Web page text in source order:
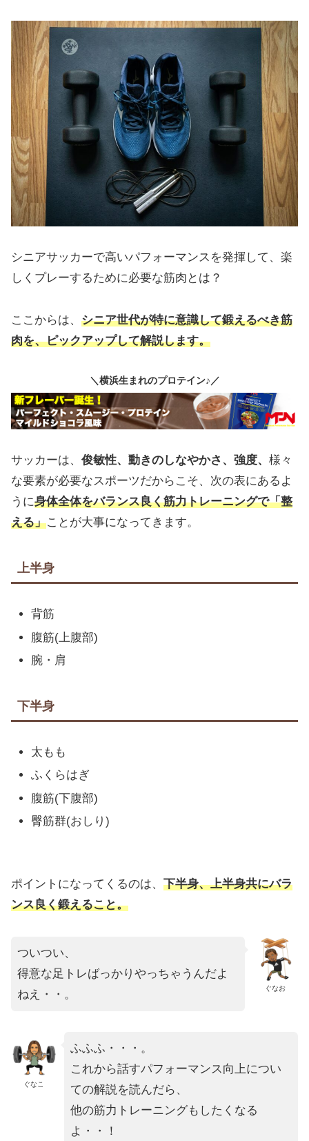
シニアサッカーで高いパフォーマンスを発揮して、楽
しくプレーするために必要な筋肉とは？
ここからは、 シニア世代が特に意識して鍛えるべき筋
肉を、ピックアップして解説します。
＼横浜生まれのプロテイン♪／
サッカーは、 俊敏性、動きのしなやかさ、強度、 様々
な要素が必要なスポーツだからこそ、次の表にあるよ
うに身体全体をバランス良く筋力トレーニングで「整
える」ことが大事になってきます。
上半身
背筋
腹筋(上腹部)
腕・肩
下半身
太もも
ふくらはぎ
腹筋(下腹部)
臀筋群(おしり)
ポイントになってくるのは、 下半身、上半身共にバラ
ンス良く鍛えること。
ぐなお
ついつい、
得意な足トレばっかりやっちゃうんだよ
ねえ・・。
ぐなこ
ふふふ・・・。
これから話すパフォーマンス向上につい
ての解説を読んだら、
他の筋力トレーニングもしたくなる
よ・・！